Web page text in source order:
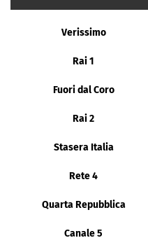
Verissimo
Rai 1
Fuori dal Coro
Rai 2
Stasera Italia
Rete 4
Quarta Repubblica
Canale 5